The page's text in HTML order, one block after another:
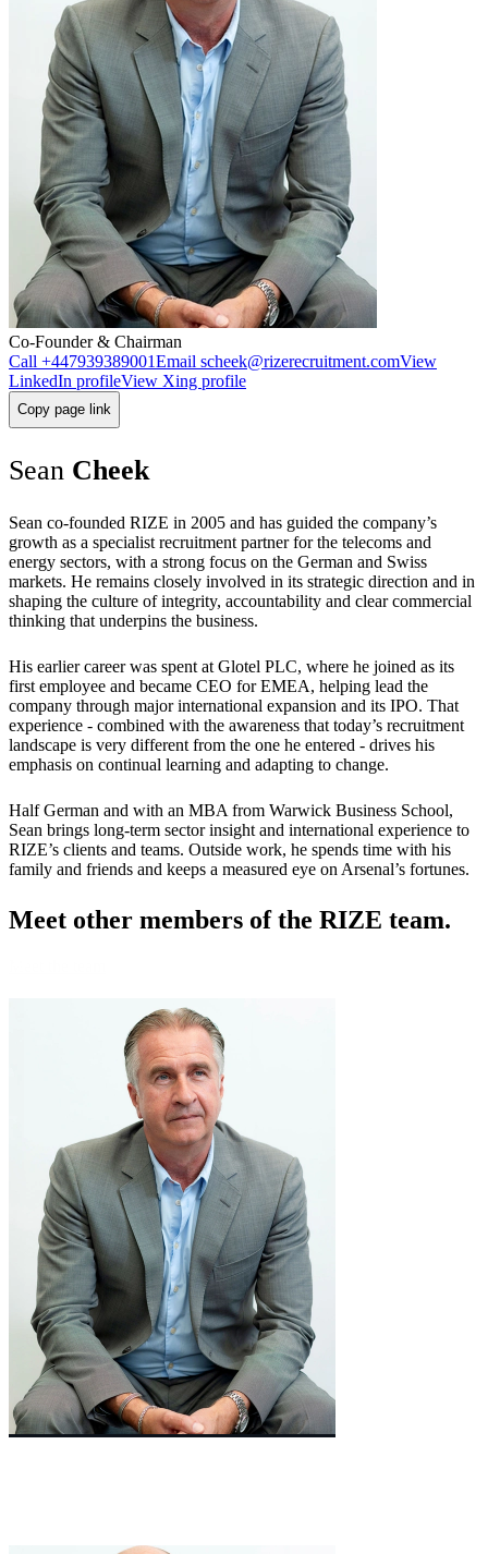
Co-Founder & Chairman
Call +447939389001Email scheek@rizerecruitment.comView
LinkedIn profileView Xing profile
Copy page link
Sean Cheek
Sean co-founded RIZE in 2005 and has guided the company’s
growth as a specialist recruitment partner for the telecoms and
energy sectors, with a strong focus on the German and Swiss
markets. He remains closely involved in its strategic direction and in
shaping the culture of integrity, accountability and clear commercial
thinking that underpins the business.
His earlier career was spent at Glotel PLC, where he joined as its
first employee and became CEO for EMEA, helping lead the
company through major international expansion and its IPO. That
experience - combined with the awareness that today’s recruitment
landscape is very different from the one he entered - drives his
emphasis on continual learning and adapting to change.
Half German and with an MBA from Warwick Business School,
Sean brings long-term sector insight and international experience to
RIZE’s clients and teams. Outside work, he spends time with his
family and friends and keeps a measured eye on Arsenal’s fortunes.
Meet other members of the RIZE team.